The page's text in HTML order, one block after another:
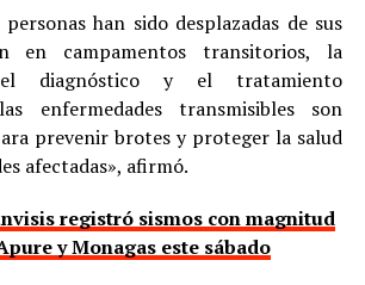
han sido desplazadas de sus
en campamentos transitorios, la
el diagnóstico y el tratamiento
enfermedades transmisibles son
prevenir brotes y proteger la salud
afectadas», afirmó.
registró sismos con magnitud
y Monagas este sábado